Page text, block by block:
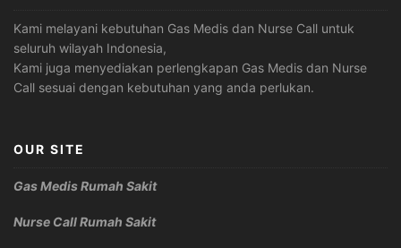
Kami melayani kebutuhan Gas Medis dan Nurse Call untuk
seluruh wilayah Indonesia,
Kami juga menyediakan perlengkapan Gas Medis dan Nurse
Call sesuai dengan kebutuhan yang anda perlukan.
OUR SITE
Gas Medis Rumah Sakit
Nurse Call Rumah Sakit